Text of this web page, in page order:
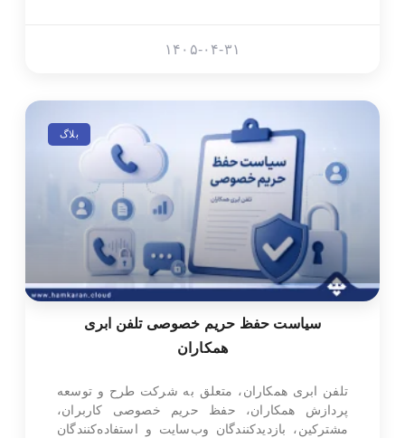
۱۴۰۵-۰۴-۳۱
بلاگ
سیاست حفظ حریم خصوصی تلفن ابری
همکاران
تلفن ابری همکاران، متعلق به شرکت طرح و توسعه
پردازش همکاران، حفظ حریم خصوصی کاربران،
مشترکین، بازدیدکنندگان وب‌سایت و استفاده‌کنندگان